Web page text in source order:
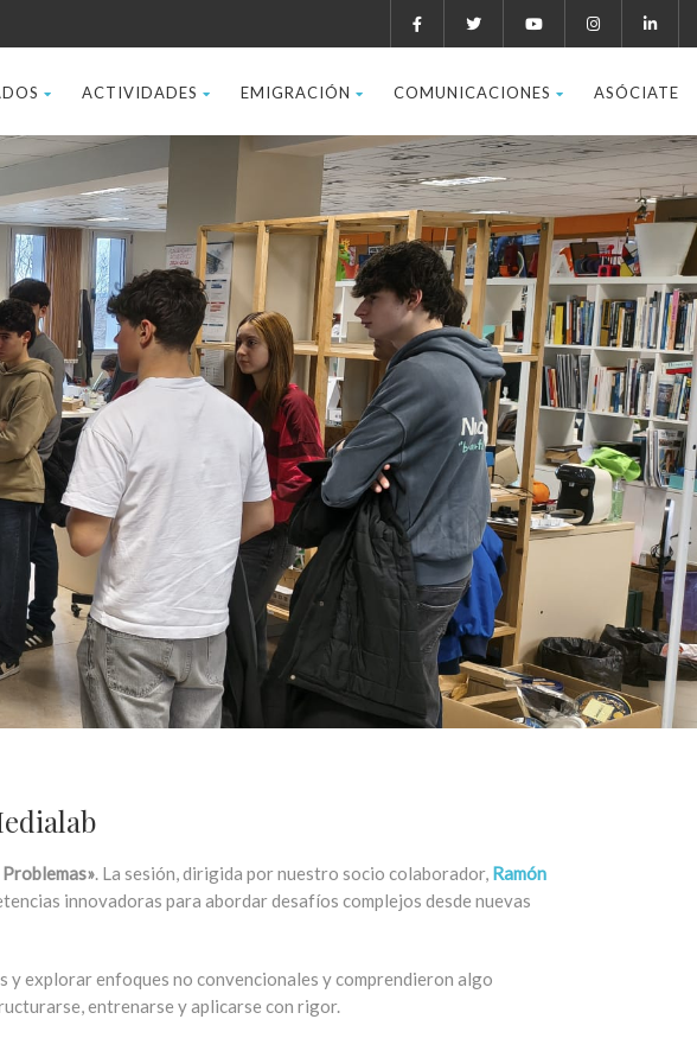
ACTIVIDADES EMIGRACIÓN COMUNICACIONES ASÓCIATE
. La sesión, dirigida por nuestro socio colaborador, Ramón
innovadoras para abordar desafíos complejos desde nuevas
explorar enfoques no convencionales y comprendieron algo
entrenarse y aplicarse con rigor.